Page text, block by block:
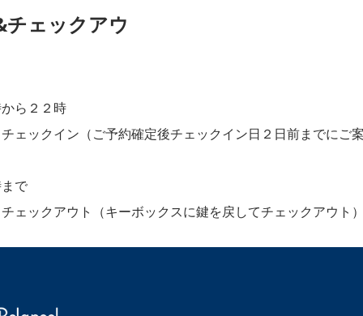
ェックアウ
ら２２時
ックイン（ご予約確定後チェックイン日２日前までにご
で
ェックアウト（キーボックスに鍵を戻してチェックアウト